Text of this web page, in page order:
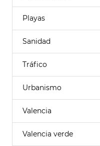
Playas
Sanidad
Tráfico
Urbanismo
Valencia
Valencia verde